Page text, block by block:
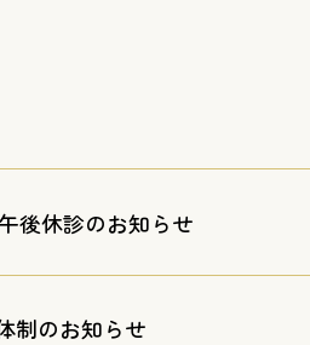
後休診のお知らせ
制のお知らせ